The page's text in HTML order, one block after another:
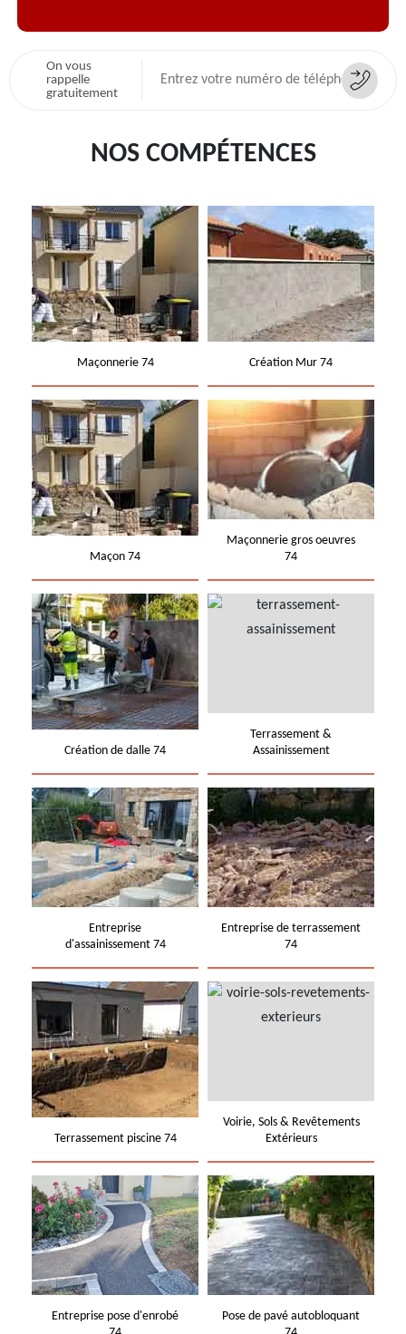
On vous
rappelle
gratuitement
NOS COMPÉTENCES
Maçonnerie 74 Création Mur 74
Maçon 74
Maçonnerie gros oeuvres
74
Création de dalle 74
Terrassement &
Assainissement
Entreprise
d'assainissement 74
Entreprise de terrassement
74
Terrassement piscine 74
Voirie, Sols & Revêtements
Extérieurs
Entreprise pose d'enrobé
Pose de pavé autobloquant